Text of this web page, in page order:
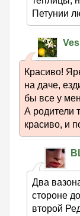
Петунии
Красиво!
на даче,
бы все у
А родители
красиво, и
Два
стороне
второй